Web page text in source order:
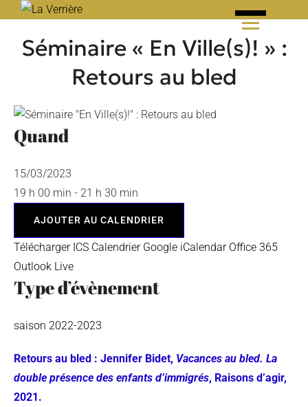
contentSéminaire « En Ville(s)! » :
Retours au bled
Quand
15/03/2023
19 h 00 min - 21 h 30 min
AJOUTER AU CALENDRIER
Télécharger ICS Calendrier Google iCalendar Office 365
Outlook Live
Type d’évènement
saison 2022-2023
Retours au bled : Jennifer Bidet, Vacances au bled. La
double présence des enfants d’immigrés, Raisons d’agir,
2021.